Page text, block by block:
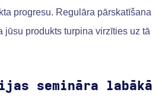
progresu. Regulāra pārskatīšana
jūsu produkts turpina virzīties uz tā
semināra labākā